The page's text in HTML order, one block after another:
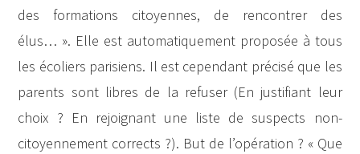
des formations citoyennes, de rencontrer des
élus… ». Elle est automatiquement proposée à tous
les écoliers parisiens. Il est cependant précisé que les
parents sont libres de la refuser (En justifiant leur
choix ? En rejoignant une liste de suspects non-
citoyennement corrects ?). But de l’opération ? « Que